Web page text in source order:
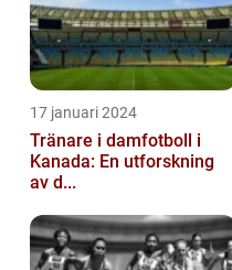
17 januari 2024
Tränare i damfotboll i
Kanada: En utforskning
av d...